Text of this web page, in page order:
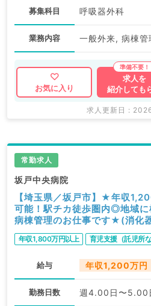
募集科目 呼吸器外科
業務内容
お気に入り
求人を
紹介しても
求人更新日 :
常勤求人
坂戸中央病院
【埼玉県／坂戸市】★年収
可能！駅チカ徒歩圏内◎地域に
病棟管理のお仕事です★(消化
年収1,800万円以上 育児支援（託児所な
給与 年収1,200万
勤務日数 週4.00日〜5.00